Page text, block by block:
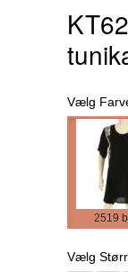
Vælg
2519
Vælg